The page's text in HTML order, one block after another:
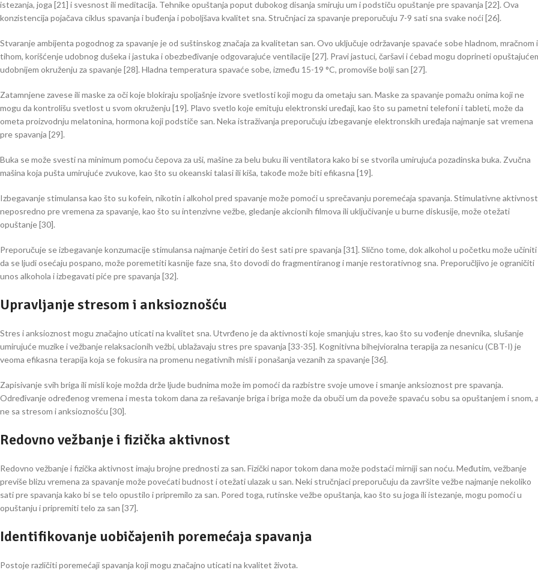
istezanja, joga [21] i svesnost ili meditacija. Tehnike opuštanja poput dubokog disanja smiruju um i podstiču opuštanje pre spavanja [22]. Ova
konzistencija pojačava ciklus spavanja i buđenja i poboljšava kvalitet sna. Stručnjaci za spavanje preporučuju 7-9 sati sna svake noći [26].
Stvaranje ambijenta pogodnog za spavanje je od suštinskog značaja za kvalitetan san. Ovo uključuje održavanje spavaće sobe hladnom, mračnom i
tihom, korišćenje udobnog dušeka i jastuka i obezbeđivanje odgovarajuće ventilacije [27]. Pravi jastuci, čaršavi i ćebad mogu doprineti
udobnijem okruženju za spavanje [28]. Hladna temperatura spavaće sobe, između 15-19 °C, promoviše bolji san [27].
Zatamnjene zavese ili maske za oči koje blokiraju spoljašnje izvore svetlosti koji mogu da ometaju san. Maske za spavanje pomažu onima koji ne
mogu da kontrolišu svetlost u svom okruženju [19]. Plavo svetlo koje emituju elektronski uređaji, kao što su pametni telefoni i tableti, može da
ometa proizvodnju melatonina, hormona koji podstiče san. Neka istraživanja preporučuju izbegavanje elektronskih uređaja najmanje sat vremena
pre spavanja [29].
Buka se može svesti na minimum pomoću čepova za uši, mašine za belu buku ili ventilatora kako bi se stvorila umirujuća pozadinska buka. Zvučna
mašina koja pušta umirujuće zvukove, kao što su okeanski talasi ili kiša, takođe može biti efikasna [19].
Izbegavanje stimulansa kao što su kofein, nikotin i alkohol pred spavanje može pomoći u sprečavanju poremećaja spavanja. Stimulativne
neposredno pre vremena za spavanje, kao što su intenzivne vežbe, gledanje akcionih filmova ili uključivanje u burne diskusije, može otežati
opuštanje [30].
Preporučuje se izbegavanje konzumacije stimulansa najmanje četiri do šest sati pre spavanja [31]. Slično tome, dok alkohol u početku može učiniti
da se ljudi osećaju pospano, može poremetiti kasnije faze sna, što dovodi do fragmentiranog i manje restorativnog sna. Preporučljivo je ograničiti
unos alkohola i izbegavati piće pre spavanja [32].
Upravljanje stresom i anksioznošću
Stres i anksioznost mogu značajno uticati na kvalitet sna. Utvrđeno je da aktivnosti koje smanjuju stres, kao što su vođenje dnevnika, slušanje
umirujuće muzike i vežbanje relaksacionih vežbi, ublažavaju stres pre spavanja [33-35]. Kognitivna bihejvioralna terapija za nesanicu (CBT-I) je
veoma efikasna terapija koja se fokusira na promenu negativnih misli i ponašanja vezanih za spavanje [36].
Zapisivanje svih briga ili misli koje možda drže ljude budnima može im pomoći da razbistre svoje umove i smanje anksioznost pre spavanja.
Određivanje određenog vremena i mesta tokom dana za rešavanje briga i briga može da obuči um da poveže spavaću sobu sa opuštanjem i snom, a
ne sa stresom i anksioznošću [30].
Redovno vežbanje i fizička aktivnost
Redovno vežbanje i fizička aktivnost imaju brojne prednosti za san. Fizički napor tokom dana može podstaći mirniji san noću. Međutim, vežbanje
previše blizu vremena za spavanje može povećati budnost i otežati ulazak u san. Neki stručnjaci preporučuju da završite vežbe najmanje nekoliko
sati pre spavanja kako bi se telo opustilo i pripremilo za san. Pored toga, rutinske vežbe opuštanja, kao što su joga ili istezanje, mogu pomoći u
opuštanju i pripremiti telo za san [37].
Identifikovanje uobičajenih poremećaja spavanja
Postoje različiti poremećaji spavanja koji mogu značajno uticati na kvalitet života.